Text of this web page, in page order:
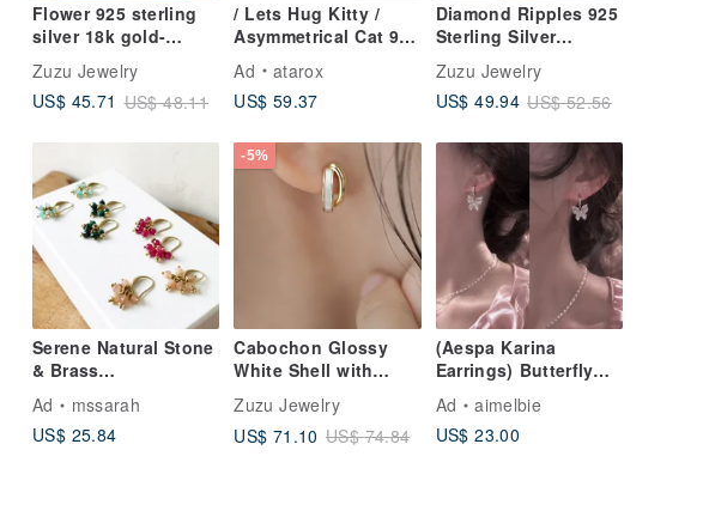
Flower 925 sterling
silver 18k gold-
plated pearl earrings
double-sided wearing
Clip-On
Zuzu Jewelry
US$ 45.71 US$ 48.11
/ Lets Hug Kitty /
Asymmetrical Cat 925
Sterling Silver
Earrings Studs
Ad
atarox
US$ 59.37
Diamond Ripples 925
Sterling Silver
Twisted Wave Hoop
Earrings
Zuzu Jewelry
US$ 49.94 US$ 52.56
Serene Natural Stone
& Brass
Earrings_Fireworks
Ad
mssarah
US$ 25.84
-5%
Cabochon Glossy
White Shell with
Delicate Edging 925
Sterling Silver
Earrings or Ear Clips
Zuzu Jewelry
US$ 71.10 US$ 74.84
(Aespa Karina
Earrings) Butterfly
Fairy Huggies
Earrings (K-POP)
Ad
aimelbie
US$ 23.00